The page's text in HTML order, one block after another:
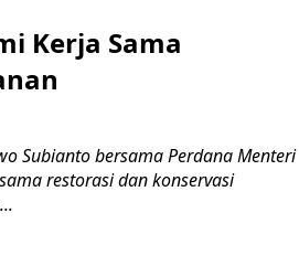
Kerja Sama
Subianto bersama Perdana Menteri
restorasi dan konservasi